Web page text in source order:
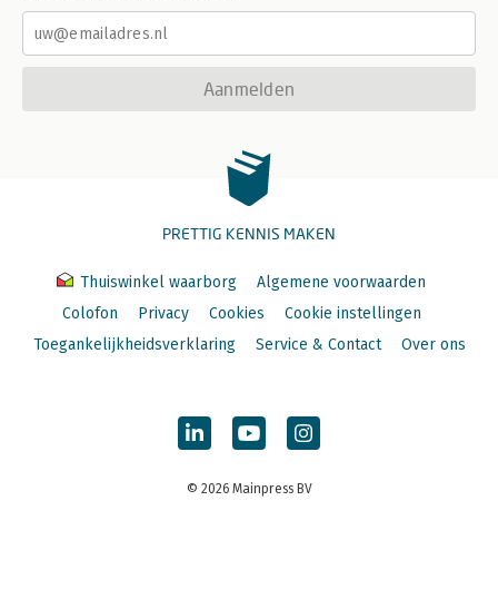
Aanmelden
PRETTIG KENNIS MAKEN
Thuiswinkel waarborg
Algemene voorwaarden
Colofon
Privacy Cookies
Cookie instellingen
Toegankelijkheidsverklaring
Service & Contact Over ons
© 2026 Mainpress BV